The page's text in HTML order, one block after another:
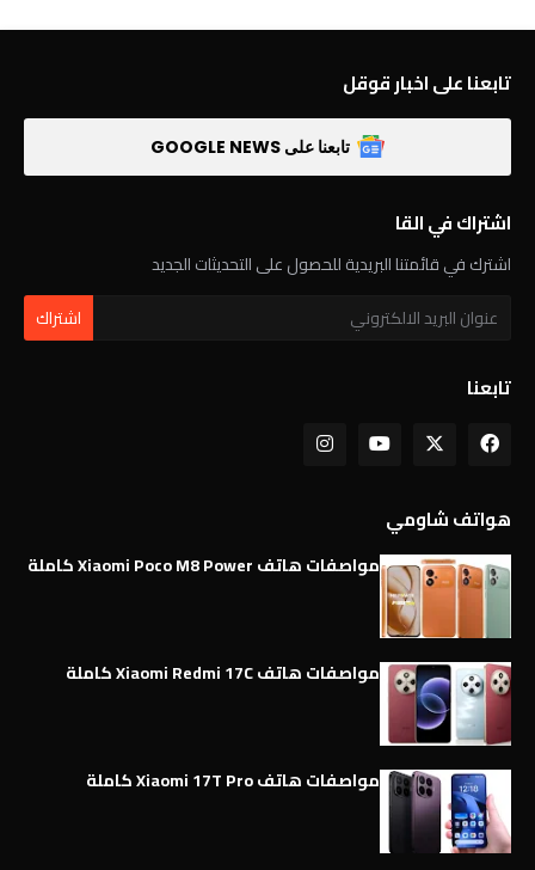
تابعنا على اخبار قوقل
تابعنا على GOOGLE NEWS
اشتراك في القا
اشترك في قائمتنا البريدية للحصول على التحديثات الجديد
تابعنا
هواتف شاومي
مواصفات هاتف Xiaomi Poco M8 Power كاملة
مواصفات هاتف Xiaomi Redmi 17C كاملة
مواصفات هاتف Xiaomi 17T Pro كاملة